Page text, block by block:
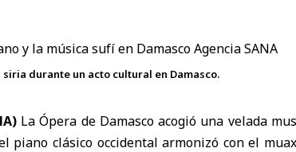
durante un acto cultural en Damasco.
La Ópera de Damasco acogió una velada
el piano clásico occidental armonizó con el